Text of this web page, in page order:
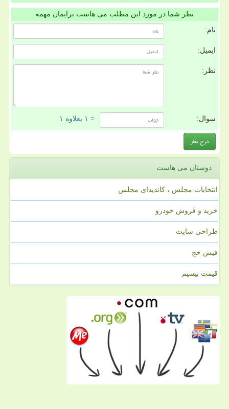
نظر شما در مورد این مطلب می هاست برایمان مهمه
نام:
ایمیل:
نظر:
سوال: = ۱ بعلاوه ۱
دوستان می هاست
انتخابات مجلس ، کاندیدای مجلس
خرید و فروش خودرو
طراحی سایت
فیش حج
قیمت بیسیم